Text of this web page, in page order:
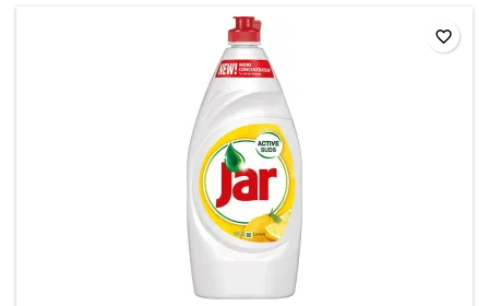
900ml
favorite_border